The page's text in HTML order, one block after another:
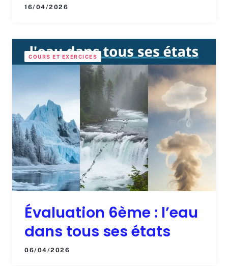
16/04/2026
COURS ET EXERCICES
Évaluation 6ème : l’eau
dans tous ses états
06/04/2026